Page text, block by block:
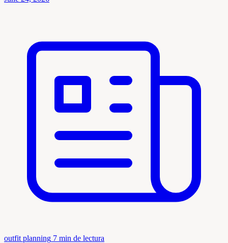
outfit planning 7 min de lectura